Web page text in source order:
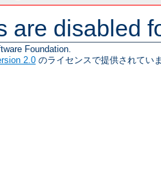
are disabled
Foundation.
2.0 のライセンスで提供されてい